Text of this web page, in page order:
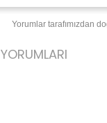
Yorumlar tarafımızdan
YORUMLARI